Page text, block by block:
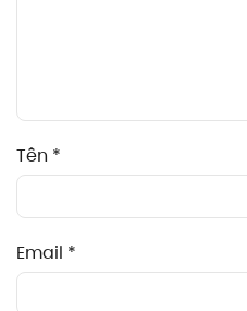
Tên *
Email *